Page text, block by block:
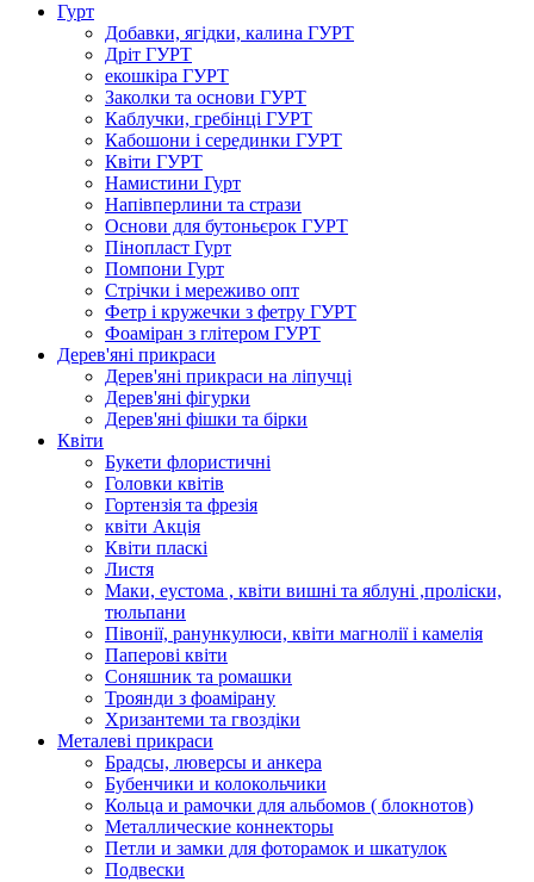
Гурт
Добавки, ягідки, калина ГУРТ
Дріт ГУРТ
екошкіра ГУРТ
Заколки та основи ГУРТ
Каблучки, гребінці ГУРТ
Кабошони і серединки ГУРТ
Квіти ГУРТ
Намистини Гурт
Напівперлини та стрази
Основи для бутоньєрок ГУРТ
Пінопласт Гурт
Помпони Гурт
Стрічки і мереживо опт
Фетр і кружечки з фетру ГУРТ
Фоаміран з глітером ГУРТ
Дерев'яні прикраси
Дерев'яні прикраси на ліпучці
Дерев'яні фігурки
Дерев'яні фішки та бірки
Квіти
Букети флористичні
Головки квітів
Гортензія та фрезія
квіти Акція
Квіти пласкі
Листя
Маки, еустома , квіти вишні та яблуні ,проліски,
тюльпани
Півонії, ранункулюси, квіти магнолії і камелія
Паперові квіти
Соняшник та ромашки
Троянди з фоамірану
Хризантеми та гвоздіки
Металеві прикраси
Брадсы, люверсы и анкера
Бубенчики и колокольчики
Кольца и рамочки для альбомов ( блокнотов)
Металлические коннекторы
Петли и замки для фоторамок и шкатулок
Подвески